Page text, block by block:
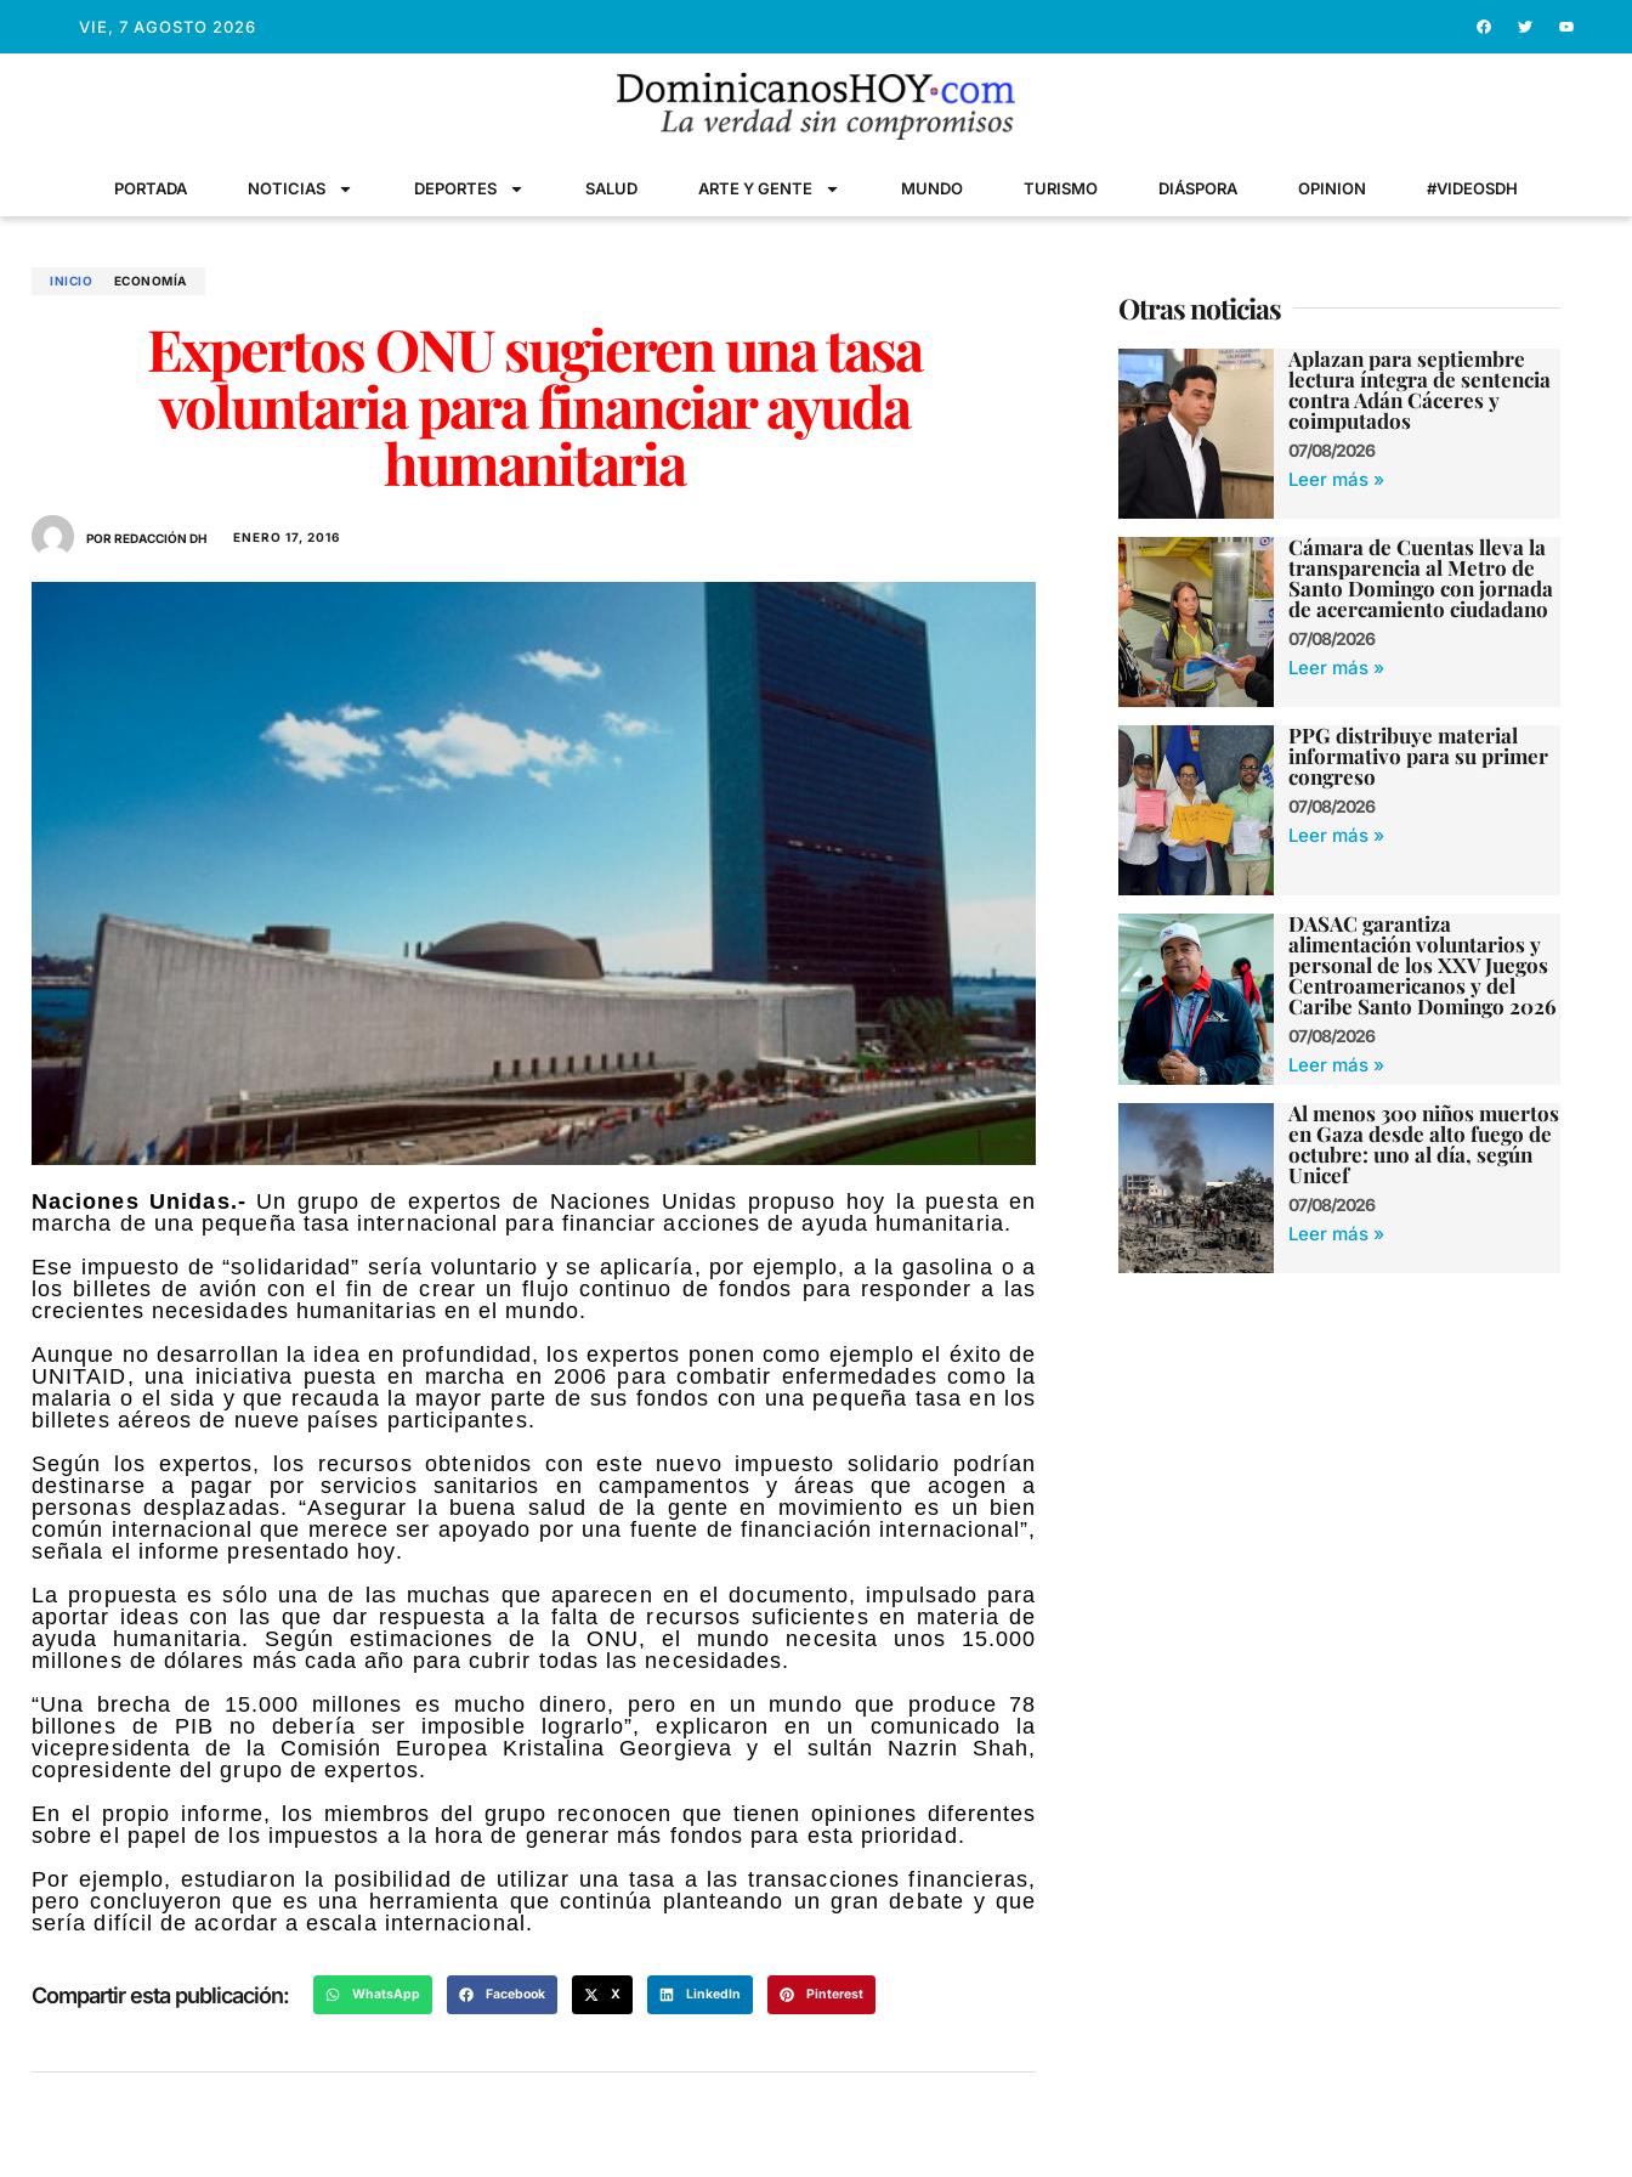
VIE, 7 AGOSTO 2026
PORTADA NOTICIAS DEPORTES SALUD ARTE Y GENTE MUNDO TURISMO DIÁSPORA OPINION #VIDEOSDH
INICIO ECONOMÍ­A
Expertos ONU sugieren una tasa
voluntaria para financiar ayuda
humanitaria
POR REDACCIÓN DH ENERO 17, 2016
Naciones Unidas.- Un grupo de expertos de Naciones Unidas propuso hoy la puesta en
marcha de una pequeña tasa internacional para financiar acciones de ayuda humanitaria.
Ese impuesto de “solidaridad” sería voluntario y se aplicaría, por ejemplo, a la gasolina o a
los billetes de avión con el fin de crear un flujo continuo de fondos para responder a las
crecientes necesidades humanitarias en el mundo.
Aunque no desarrollan la idea en profundidad, los expertos ponen como ejemplo el éxito de
UNITAID, una iniciativa puesta en marcha en 2006 para combatir enfermedades como la
malaria o el sida y que recauda la mayor parte de sus fondos con una pequeña tasa en los
billetes aéreos de nueve países participantes.
Según los expertos, los recursos obtenidos con este nuevo impuesto solidario podrían
destinarse a pagar por servicios sanitarios en campamentos y áreas que acogen a
personas desplazadas. “Asegurar la buena salud de la gente en movimiento es un bien
común internacional que merece ser apoyado por una fuente de financiación internacional”,
señala el informe presentado hoy.
La propuesta es sólo una de las muchas que aparecen en el documento, impulsado para
aportar ideas con las que dar respuesta a la falta de recursos suficientes en materia de
ayuda humanitaria. Según estimaciones de la ONU, el mundo necesita unos 15.000
millones de dólares más cada año para cubrir todas las necesidades.
“Una brecha de 15.000 millones es mucho dinero, pero en un mundo que produce 78
billones de PIB no debería ser imposible lograrlo”, explicaron en un comunicado la
vicepresidenta de la Comisión Europea Kristalina Georgieva y el sultán Nazrin Shah,
copresidente del grupo de expertos.
En el propio informe, los miembros del grupo reconocen que tienen opiniones diferentes
sobre el papel de los impuestos a la hora de generar más fondos para esta prioridad.
Por ejemplo, estudiaron la posibilidad de utilizar una tasa a las transacciones financieras,
pero concluyeron que es una herramienta que continúa planteando un gran debate y que
sería difícil de acordar a escala internacional.
Compartir esta publicación: WhatsApp Facebook X LinkedIn Pinterest
Otras noticias
Aplazan para septiembre
lectura íntegra de sentencia
contra Adán Cáceres y
coimputados
07/08/2026
Leer más »
Cámara de Cuentas lleva la
transparencia al Metro de
Santo Domingo con jornada
de acercamiento ciudadano
07/08/2026
Leer más »
PPG distribuye material
informativo para su primer
congreso
07/08/2026
Leer más »
DASAC garantiza
alimentación voluntarios y
personal de los XXV Juegos
Centroamericanos y del
Caribe Santo Domingo 2026
07/08/2026
Leer más »
Al menos 300 niños muertos
en Gaza desde alto fuego de
octubre: uno al día, según
Unicef
07/08/2026
Leer más »